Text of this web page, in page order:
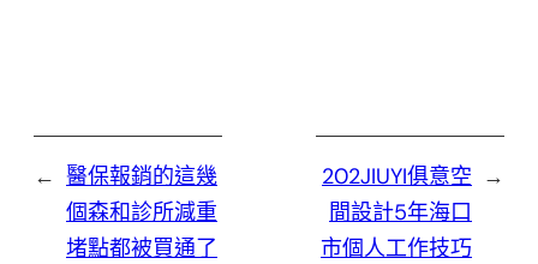
← 醫保報銷的這幾
個森和診所減重
堵點都被買通了
→
202JIUYI俱意空
間設計5年海口
市個人工作技巧